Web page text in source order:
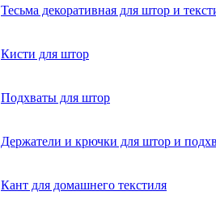
Тесьма декоративная для штор и
Кисти для штор
Подхваты для штор
Держатели и крючки для штор и
Кант для домашнего текстиля